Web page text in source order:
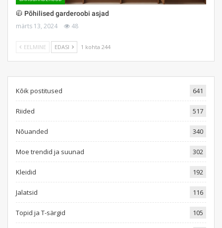
🧥 Põhilised garderoobi asjad
märts 13, 2024 48
EELMINE EDASI 1 kohta 244
Kõik postitused 641
Riided 517
Nõuanded 340
Moe trendid ja suunad 302
Kleidid 192
Jalatsid 116
Topid ja T-särgid 105